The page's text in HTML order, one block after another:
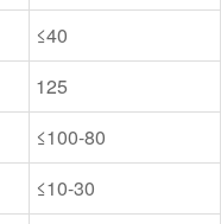
≤40
125
≤100-80
≤10-30